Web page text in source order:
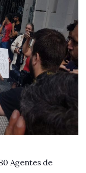
Agentes de